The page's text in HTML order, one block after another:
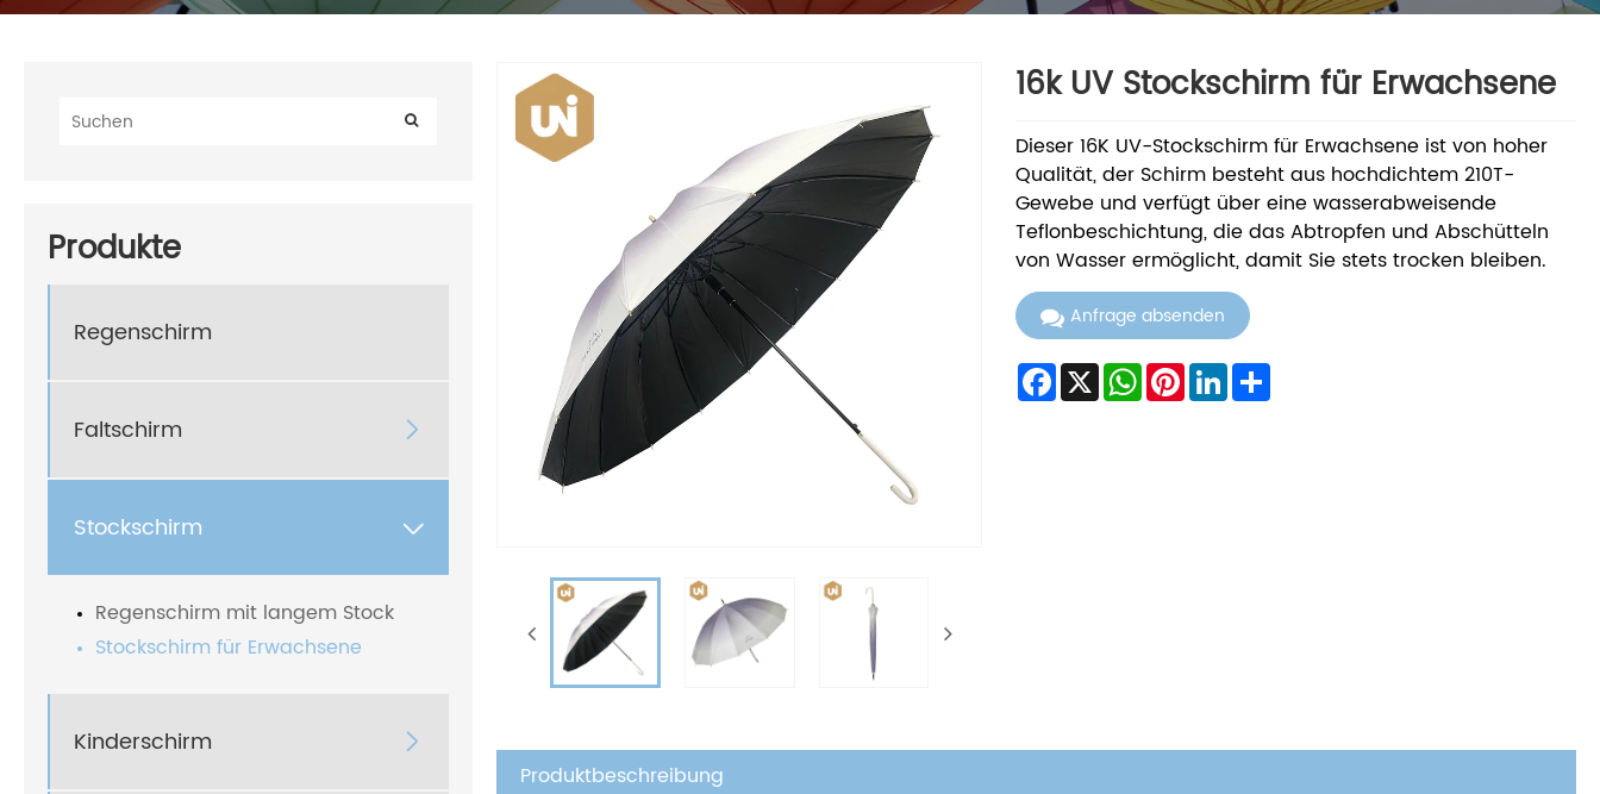
Produkte
Regenschirm
Faltschirm 
Stockschirm 
Regenschirm mit langem Stock
Stockschirm für Erwachsene
Kinderschirm 
16k UV Stockschirm für Erwachsene
Dieser 16K UV-Stockschirm für Erwachsene ist von hoher
Qualität, der Schirm besteht aus hochdichtem 210T-
Gewebe und verfügt über eine wasserabweisende
Teflonbeschichtung, die das Abtropfen und Abschütteln
von Wasser ermöglicht, damit Sie stets trocken bleiben.
Anfrage absenden
Facebook
X WhatsApp
PinterestLinkedInShare
Produktbeschreibung